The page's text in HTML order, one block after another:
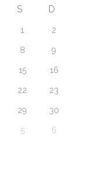
S D
1 2
8 9
15 16
22 23
29 30
5 6